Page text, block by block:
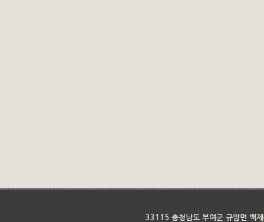
33115 충청남도 부여군 규암면 백